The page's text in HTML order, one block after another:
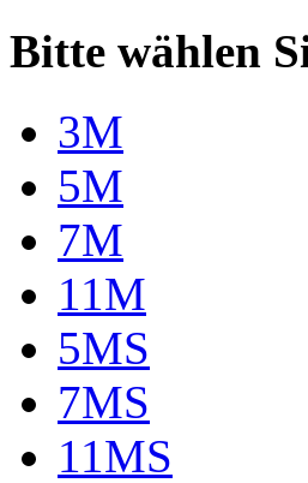
Bitte wählen
3M
5M
7M
11M
5MS
7MS
11MS